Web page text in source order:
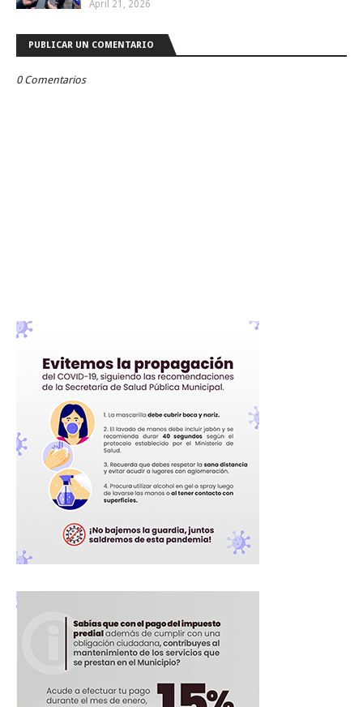
April 21, 2026
PUBLICAR UN COMENTARIO
0 Comentarios